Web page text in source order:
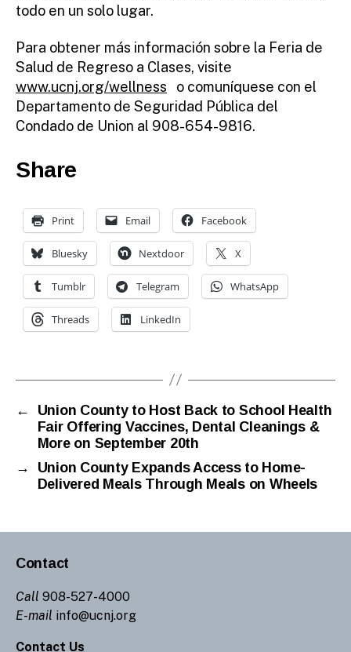
todo en un solo lugar.
Para obtener más información sobre la Feria de
Salud de Regreso a Clases, visite
www.ucnj.org/wellness o comuníquese con el
Departamento de Seguridad Pública del
Condado de Union al 908-654-9816.
Share
Print Email Facebook
Bluesky Nextdoor X
Tumblr Telegram WhatsApp
Threads LinkedIn
←
Union County to Host Back to School Health
Fair Offering Vaccines, Dental Cleanings &
More on September 20th
→
Union County Expands Access to Home-
Delivered Meals Through Meals on Wheels
Contact
Call 908-527-4000
E-mail info@ucnj.org
Contact Us